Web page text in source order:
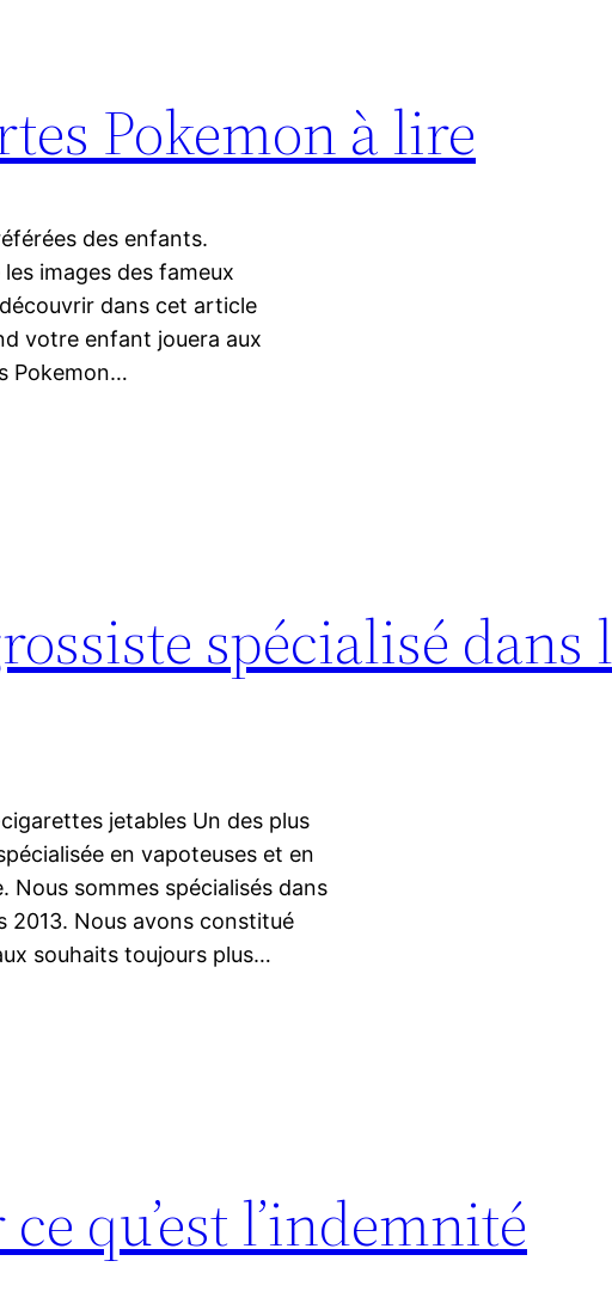
Pokemon à lire
des enfants.
images des fameux
dans cet article
votre enfant jouera aux
Pokemon…
spécialisé dans
jetables Un des plus
en vapoteuses et en
sommes spécialisés dans
2013. Nous avons constitué
souhaits toujours plus…
qu’est l’indemnité